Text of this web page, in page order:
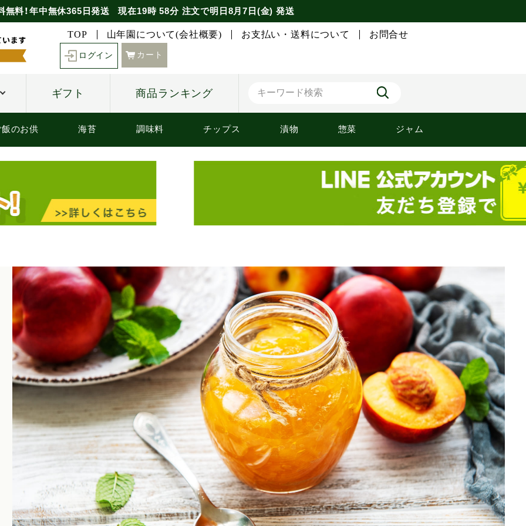
無料！年中無休365日発送 現在19時 58分注文で明日8月7日(金) 発送
TOP 山年園について(会社概要) お支払い・送料について お問合せ
ログイン カート
ギフト 商品ランキング
のお供 海苔 調味料 チップス 漬物 惣菜 ジャム